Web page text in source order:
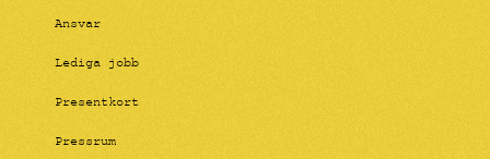
Ansvar
Lediga jobb
Presentkort
Pressrum